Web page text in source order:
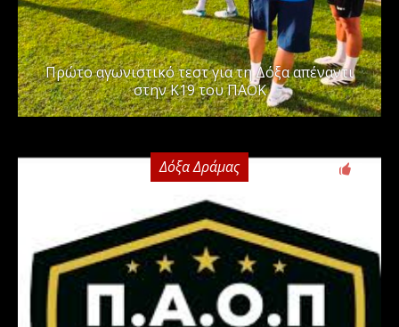
Πρώτο αγωνιστικό τεστ για τη Δόξα απέναντι
στην Κ19 του ΠΑΟΚ
Δόξα Δράμας